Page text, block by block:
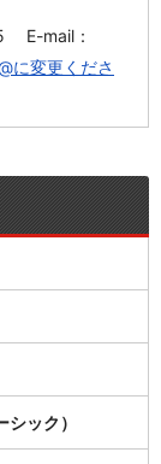
E-mail：
変更くださ
ック）